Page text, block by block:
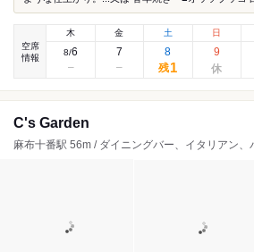
空席
情報
木
8/6
金
7
土
8
残1
日
9
C's Garden
麻布十番駅 56m / ダイニングバー、イタリアン、